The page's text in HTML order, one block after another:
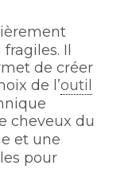
Il
de créer
de l’outil
cheveux du
et une
pour